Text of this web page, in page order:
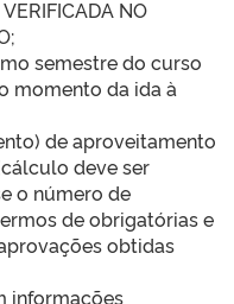
NO
semestre do curso
momento da ida à
de aproveitamento
deve ser
o número de
de obrigatórias e
obtidas
informações